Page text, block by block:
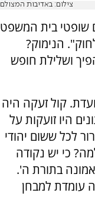
צילום: באדיבות המצולם
שופטי בית המשפט
הנימוק?
ושלילת חופש
קול זעקה היה
היו זועקות על
לכל ששום יהודי
כי יש נקודה
בתורת ה'.
עומדת למבחן